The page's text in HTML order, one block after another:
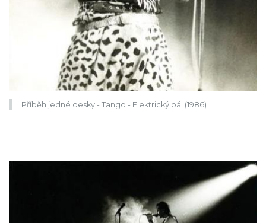
Příběh jedné desky - Tango - Elektrický bál (1986)